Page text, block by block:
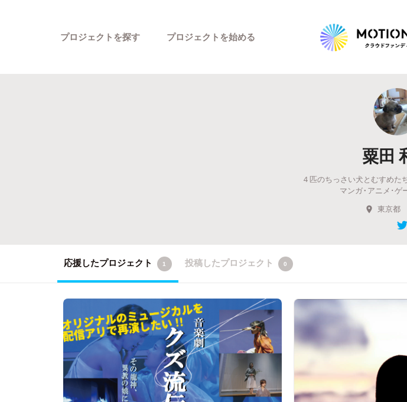
プロジェクトを探す
新着プロジ
タグから探す キュレータ
プロジェクトを始める
粟田
４匹のちっさい犬とむすめた
マンガ・アニメ･ゲ
東京都
応援したプロジェクト 1 投稿したプロジェクト 0